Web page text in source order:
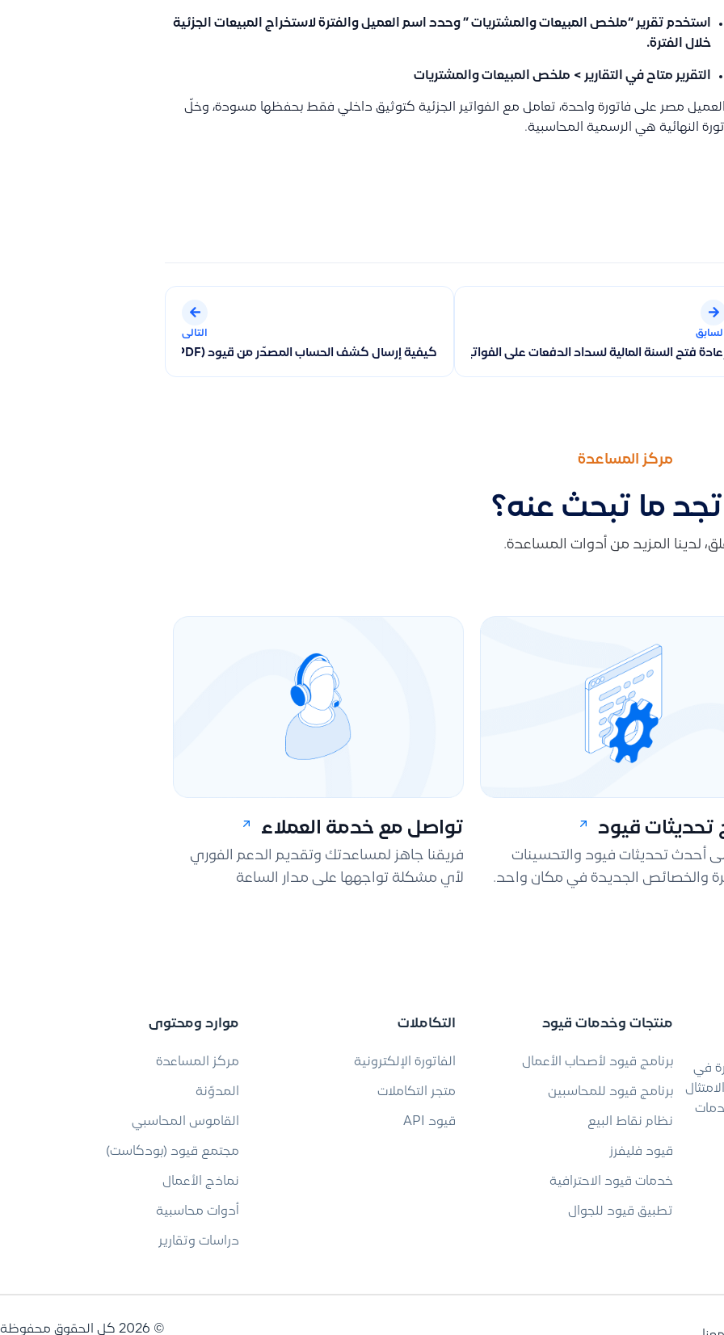
استخدم تقرير “ملخص المبيعات والمشتريات ” وحدد اسم العميل والفترة لاستخراج المبيعات الجزئية
خلال الفترة.
التقرير متاح في التقارير > ملخص المبيعات والمشتريات
العميل مصر على فاتورة واحدة، تعامل مع الفواتير الجزئية كتوثيق داخلي فقط بحفظها مسودة، وخلّ
النهائية هي الرسمية المحاسبية.
السابق
إعادة فتح السنة المالية لسداد الدفعات على الفواتير بعد إقفال الحسابات وإعادة إقفال السنة
التالى
كيفية إرسال كشف الحساب المصدّر من قيود (PDF أو Excel) عبر واتساب
مركز المساعدة
ما تبحث عنه؟
لدينا المزيد من أدوات المساعدة.
قيود
أحدث تحديثات فيود والتحسينات
والخصائص الجديدة في مكان واحد.
تواصل مع خدمة العملاء
فريقنا جاهز لمساعدتك وتقديم الدعم الفوري
لأي مشكلة تواجهها على مدار الساعة
في
منتجات وخدمات قيود
برنامج قيود لأصحاب الأعمال
برنامج قيود للمحاسبين
نظام نقاط البيع
قيود فليفرز
خدمات قيود الاحترافية
تطبيق قيود للجوال
التكاملات
الفاتورة الإلكترونية
متجر التكاملات
قيود API
موارد ومحتوى
مركز المساعدة
المدوّنة
القاموس المحاسبي
مجتمع قيود (بودكاست)
نماذج الأعمال
أدوات محاسبية
دراسات وتقارير
© 2026 كل الحقوق محفوظة